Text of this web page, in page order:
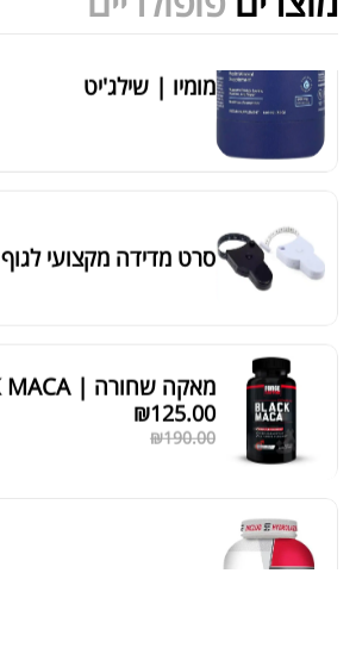
מציג 1–6 מתוך 524 תוצאות
סידור ברירת מחדל
מומיו | שילג'יט
סרט מדידה מקצועי לגוף
מאקה שחורה | BLACK MACA
₪190.00
₪125.00